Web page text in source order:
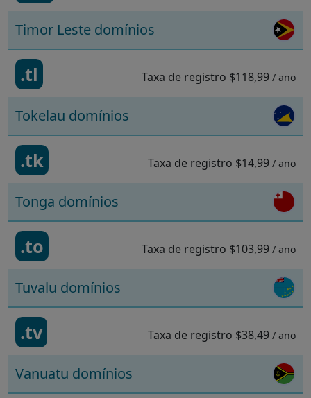
Timor Leste domínios
.tl Taxa de registro $118,99 / ano
Tokelau domínios
.tk Taxa de registro $14,99 / ano
Tonga domínios
.to Taxa de registro $103,99 / ano
Tuvalu domínios
.tv Taxa de registro $38,49 / ano
Vanuatu domínios